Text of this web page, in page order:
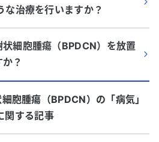
な治療を行いますか？
細胞腫瘍（BPDCN）を放置
？
胞腫瘍（BPDCN） の「病気」
関する記事